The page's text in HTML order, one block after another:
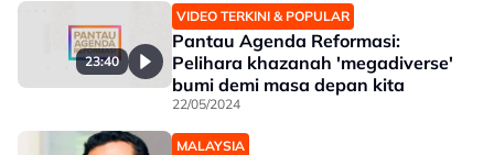
23:40
VIDEO TERKINI & POPULAR
Pantau Agenda Reformasi:
Pelihara khazanah 'megadiverse'
bumi demi masa depan kita
22/05/2024
MALAYSIA